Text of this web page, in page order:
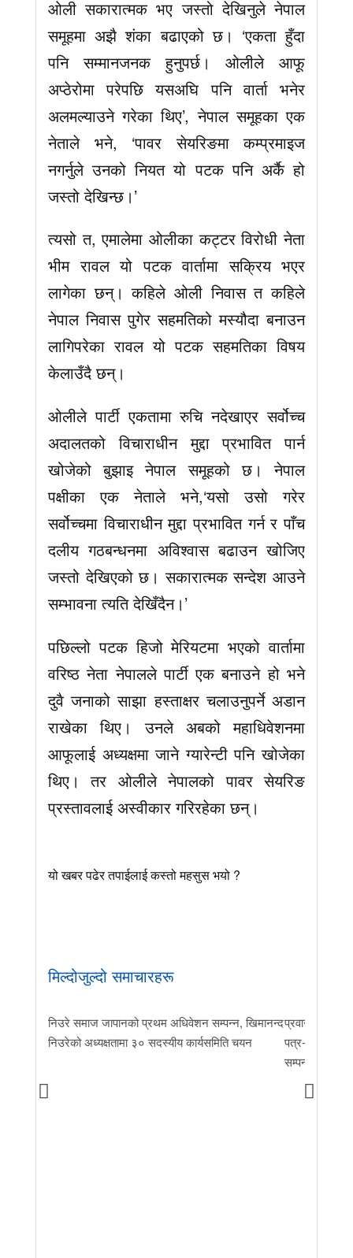
ओली सकारात्मक भए जस्तो देखिनुले नेपाल
समूहमा अझै शंका बढाएको छ। ‘एकता हुँदा
पनि सम्मानजनक हुनुपर्छ। ओलीले आफू
अप्ठेरोमा परेपछि यसअघि पनि वार्ता भनेर
अलमल्याउने गरेका थिए’, नेपाल समूहका एक
नेताले भने, ‘पावर सेयरिङमा कम्प्रमाइज
नगर्नुले उनको नियत यो पटक पनि अर्कै हो
जस्तो देखिन्छ।’
त्यसो त, एमालेमा ओलीका कट्टर विरोधी नेता
भीम रावल यो पटक वार्तामा सक्रिय भएर
लागेका छन्। कहिले ओली निवास त कहिले
नेपाल निवास पुगेर सहमतिको मस्यौदा बनाउन
लागिपरेका रावल यो पटक सहमतिका विषय
केलाउँदै छन्।
ओलीले पार्टी एकतामा रुचि नदेखाएर सर्वोच्च
अदालतको विचाराधीन मुद्दा प्रभावित पार्न
खोजेको बुझाइ नेपाल समूहको छ। नेपाल
पक्षीका एक नेताले भने,‘यसो उसो गरेर
सर्वोच्चमा विचाराधीन मुद्दा प्रभावित गर्न र पाँच
दलीय गठबन्धनमा अविश्वास बढाउन खोजिए
जस्तो देखिएको छ। सकारात्मक सन्देश आउने
सम्भावना त्यति देखिँदैन।’
पछिल्लो पटक हिजो मेरियटमा भएको वार्तामा
वरिष्ठ नेता नेपालले पार्टी एक बनाउने हो भने
दुवै जनाको साझा हस्ताक्षर चलाउनुपर्ने अडान
राखेका थिए। उनले अबको महाधिवेशनमा
आफूलाई अध्यक्षमा जाने ग्यारेन्टी पनि खोजेका
थिए। तर ओलीले नेपालको पावर सेयरिङ
प्रस्तावलाई अस्वीकार गरिरहेका छन्।
यो खबर पढेर तपाईलाई कस्तो महसुस भयो ?
मिल्दोजुल्दो समाचारहरू
निउरे समाज जापानको प्रथम अधिवेशन सम्पन्न, खिमानन्द
निउरेको अध्यक्षतामा ३० सदस्यीय कार्यसमिति चयन
प्रवास र
पत्र-२०२६
सम्पन्न